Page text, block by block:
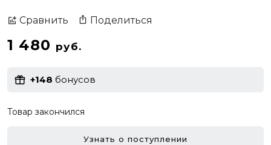
Сравнить Поделиться
1 480 руб.
+148 бонусов
Товар закончился
Узнать о поступлении